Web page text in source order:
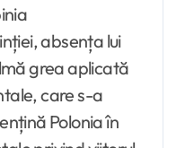
absența lui
grea aplicată
care s-a
Polonia în